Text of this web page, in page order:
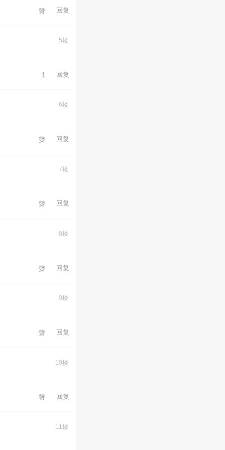
赞 回复
5楼
1 回复
6楼
赞 回复
7楼
赞 回复
8楼
赞 回复
9楼
赞 回复
10楼
赞 回复
11楼